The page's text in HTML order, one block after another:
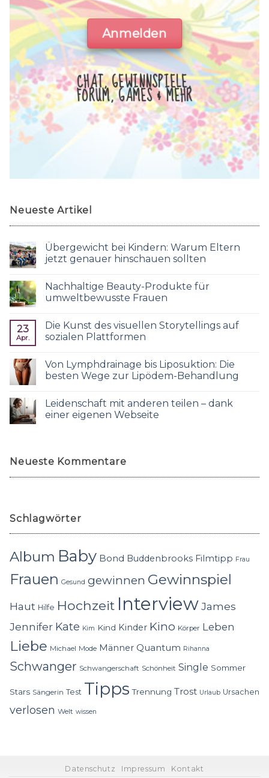
Anmelden
CHAT, GEWINNSPIELE,
FORUM, GAMES & MEHR
Neueste Artikel
Übergewicht bei Kindern: Warum Eltern
jetzt genauer hinschauen sollten
Nachhaltige Beauty-Produkte für
umweltbewusste Frauen
23
Apr.
Die Kunst des visuellen Storytellings auf
sozialen Plattformen
Von Lymphdrainage bis Liposuktion: Die
besten Wege zur Lipödem-Behandlung
Leidenschaft mit anderen teilen – dank
einer eigenen Webseite
Neueste Kommentare
Schlagwörter
Album Baby Bond Buddenbrooks Filmtipp Frau
Frauen Gesund gewinnen Gewinnspiel
Haut Hilfe Hochzeit InterviewJames
Jennifer Kate Kim Kind Kinder Kino Körper Leben
Liebe Michael Mode Männer Quantum Rihanna
Schwanger Schwangerschaft Schönheit Single Sommer
Stars Sängerin Test Tipps Trennung Trost Urlaub Ursachen
verlosen Welt wissen
Datenschutz Impressum Kontakt